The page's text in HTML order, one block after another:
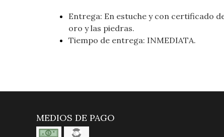
Entrega: En estuche y con certificado
oro y las piedras.
Tiempo de entrega: INMEDIATA.
MEDIOS DE PAGO